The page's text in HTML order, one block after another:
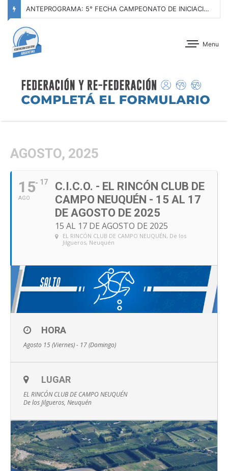
ANTEPROGRAMA: 5° FECHA CAMPEONATO DE INICIACIÓN A LA ACTIVIDAD ECUESTRE ZONA METROPOLITANA SUR – CLUB HÍPICO LA PLATA – 23 DE AGOSTO 2026
Menu
AGOSTO, 2025
15
AGO
17
C.I.C.O. - EL RINCÓN CLUB DE
CAMPO NEUQUÉN - 15 AL 17
DE AGOSTO DE 2025
15 AL 17 DE AGOSTO DE 2025
EL RINCÓN CLUB DE CAMPO NEUQUÉN, De los
Jilgueros, Neuquén
HORA
Agosto 15 (Viernes) - 17 (Domingo)
LUGAR
EL RINCÓN CLUB DE CAMPO NEUQUÉN
De los Jilgueros, Neuquén